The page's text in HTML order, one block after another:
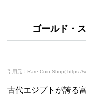
ゴールド・
引用元：Rare Coin Shop( https://
古代エジプトが誇る